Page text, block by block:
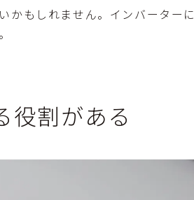
かもしれません。インバーターに
役割がある